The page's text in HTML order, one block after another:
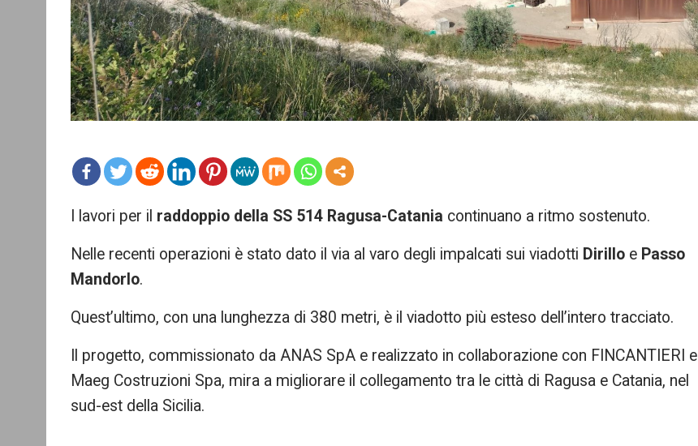
re
I lavori per il raddoppio della SS 514 Ragusa-Catania continuano a ritmo sostenuto.
Nelle recenti operazioni è stato dato il via al varo degli impalcati sui viadotti Dirillo e Passo
Mandorlo.
Quest’ultimo, con una lunghezza di 380 metri, è il viadotto più esteso dell’intero tracciato.
Il progetto, commissionato da ANAS SpA e realizzato in collaborazione con FINCANTIERI e
Maeg Costruzioni Spa, mira a migliorare il collegamento tra le città di Ragusa e Catania, nel
sud-est della Sicilia.